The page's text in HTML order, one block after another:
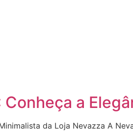
a
da Loja Nevazza A